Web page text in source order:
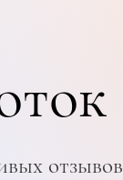
отзывов